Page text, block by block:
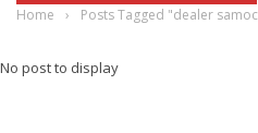
Home › Posts Tagged "dealer
No post to display